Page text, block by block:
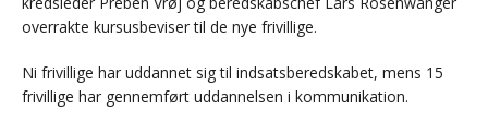
overrakte kursusbeviser til de nye frivillige.
Ni frivillige har uddannet sig til indsatsberedskabet, mens 15
frivillige har gennemført uddannelsen i kommunikation.